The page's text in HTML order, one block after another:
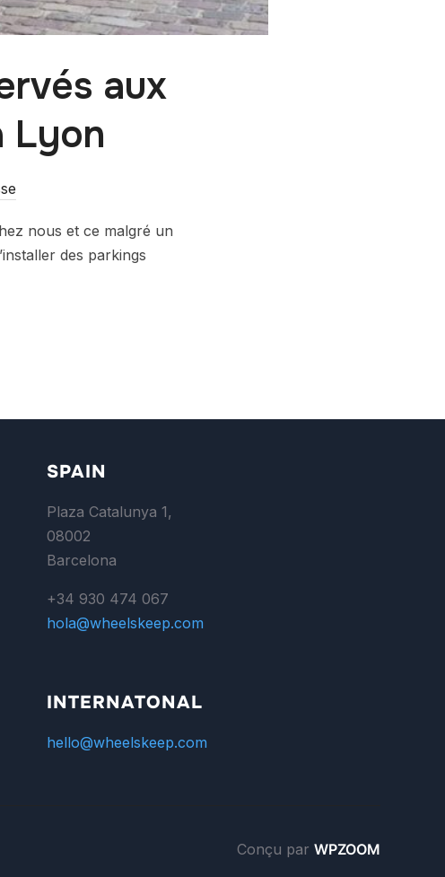
aux
Lyon
nous et ce malgré un
des parkings
SPAIN
Plaza Catalunya 1,
08002
Barcelona
+34 930 474 067
hola@wheelskeep.com
INTERNATONAL
hello@wheelskeep.com
Conçu par WPZOOM